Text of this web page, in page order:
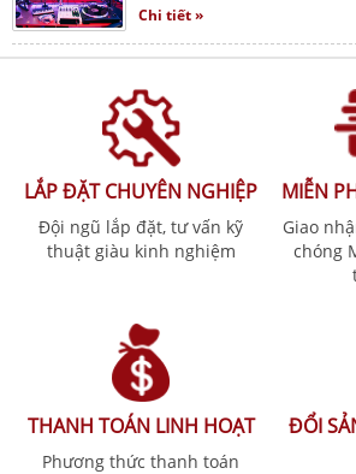
Chi tiết »
LẮP ĐẶT CHUYÊN NGHIỆP
Đội ngũ lắp đặt, tư vấn kỹ
thuật giàu kinh nghiệm
MIỄN
Giao
chóng
THANH TOÁN LINH HOẠT
Phương thức thanh toán
ĐỔI